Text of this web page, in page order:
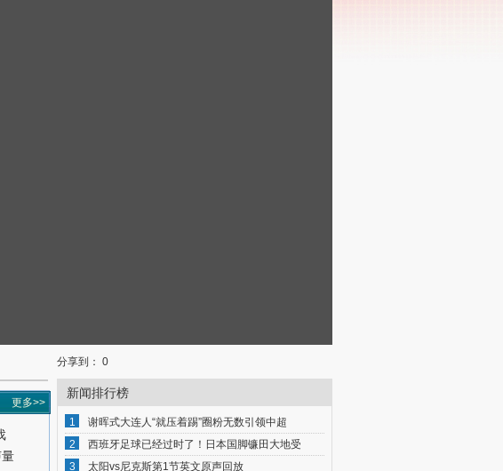
更多>>
分享到： 0
新闻排行榜
1
谢晖式大连人“就压着踢”圈粉无数引领中超
2
西班牙足球已经过时了！日本国脚镰田大地受
3
太阳vs尼克斯第1节英文原声回放